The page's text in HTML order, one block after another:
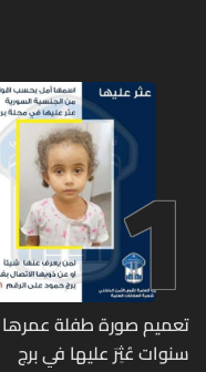
1
سنوات عُثِرَ عليها في برج